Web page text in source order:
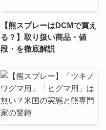
【熊スプレーはDCMで買え
る？】取り扱い商品・値
段・を徹底解説